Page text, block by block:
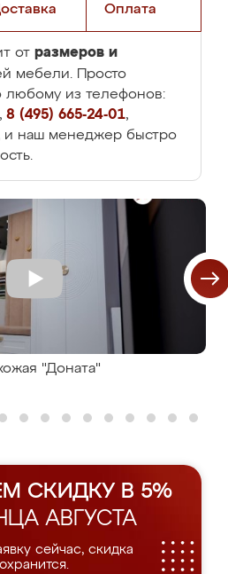
Оплата
от размеров и
мебели. Просто
любому из телефонов:
, 8 (495) 665-24-01,
и наш менеджер быстро
"Доната"
СКИДКУ В 5%
АВГУСТА
сейчас, скидка